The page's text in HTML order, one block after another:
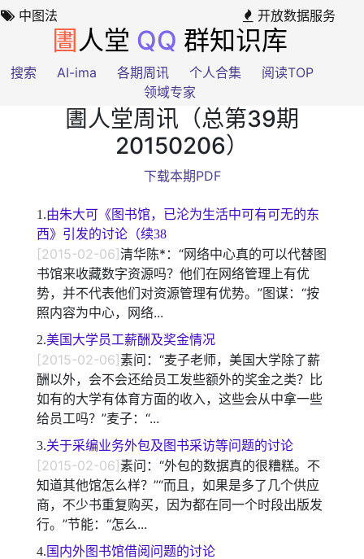
中图法 开放数据服务
圕 人堂 QQ 群知识库
搜索 AI-ima 各期周讯 个人合集
阅读TOP
领域专家
圕人堂周讯（总第39期
20150206）
下载本期PDF
1.由朱大可《图书馆，已沦为生活中可有可无的东
西》引发的讨论（续38
[2015-02-06]清华陈*：“网络中心真的可以代替图
书馆来收藏数字资源吗？他们在网络管理上有优
势，并不代表他们对资源管理有优势。”图谋：“按
照内容为中心，网络...
2.美国大学员工薪酬及奖金情况
[2015-02-06]素问：“麦子老师，美国大学除了薪
酬以外，会不会还给员工发些额外的奖金之类？比
如有的大学有体育方面的收入，这些会从中拿一些
给员工吗？”麦子：“...
3.关于采编业务外包及图书采访等问题的讨论
[2015-02-06]素问：“外包的数据真的很糟糕。不
知道其他馆怎么样？”“而且，如果是多了几个供应
商，不少书重复购买，因为都在同一个时段出版发
行。”节能：“怎么...
4. 国内外图书馆借阅问题的讨论